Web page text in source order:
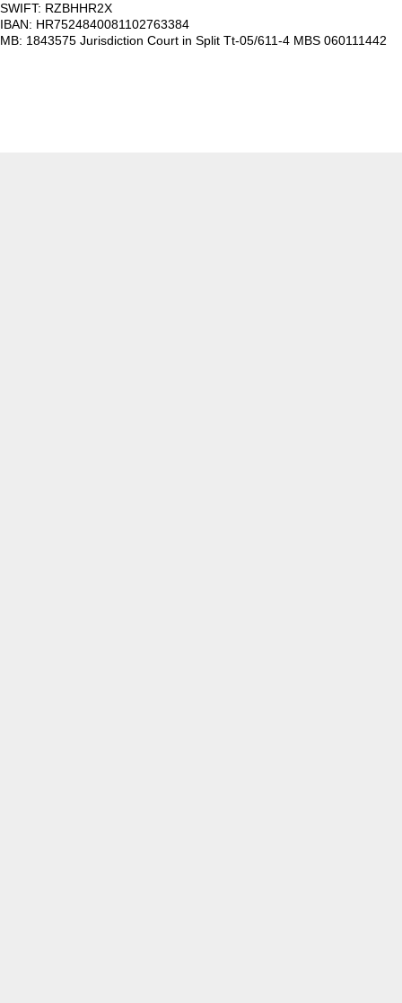
SWIFT: RZBHHR2X
IBAN: HR7524840081102763384
MB: 1843575 Jurisdiction Court in Split Tt-05/611-4 MBS 060111442